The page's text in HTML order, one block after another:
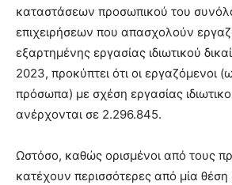
καταστάσεων προσωπικού του
επιχειρήσεων που απασχολούν
εξαρτημένης εργασίας ιδιωτικού
2023, προκύπτει ότι οι εργαζόμενοι
πρόσωπα) με σχέση εργασίας
ανέρχονται σε 2.296.845.
Ωστόσο, καθώς ορισμένοι από τους
κατέχουν περισσότερες από μία θέση